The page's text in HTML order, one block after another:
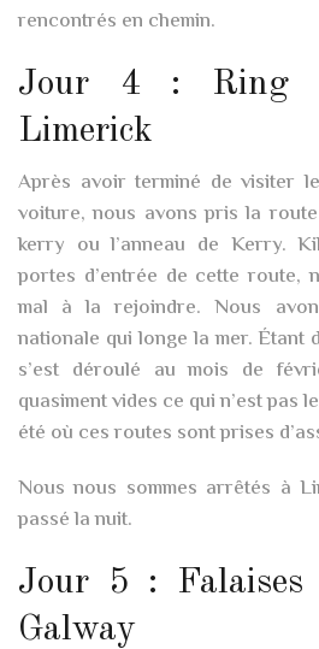
rencontrés en chemin.
Jour 4 : Ring
Limerick
Après avoir terminé de visiter
voiture, nous avons pris la
kerry ou l’anneau de Kerry.
portes d’entrée de cette route,
mal à la rejoindre. Nous
nationale qui longe la mer. Étant
s’est déroulé au mois de
quasiment vides ce qui n’est pas
été où ces routes sont prises
Nous nous sommes arrêtés à
passé la nuit.
Jour 5 : Falaises
Galway